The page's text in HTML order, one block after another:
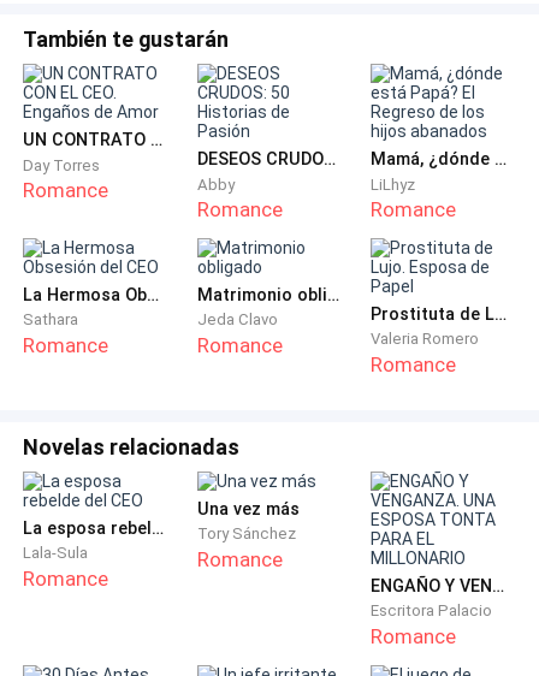
de honor no todo se trata de solo usar un vestido
bonito. Te necesito aquí conmigo acompañándome
como la mejor amiga que eres.
Cuando abrazo a Miranda por un instante aspiro su
perfume y de alguna manera le hacía recordar algo,
importancia además había cosas más importantes en
un día como hoy
Cada minuto que pasaba la acercaba más a esa
las niñas lanzando las flores tan tiernas ellas con sus
hermosos vestidos blancos y sus lindas sonrisas. La
música de ILDIVO sonaba como marcha nupcial
adelante suyo y a paso lento tomados del brazo de
los amigos del novio estaban las tres damas de honor
sus mejores amigas para luego entrar ella del brazo
de su padre muy serio él sin mostrar emoción alguna
a paso lento llegaron hasta el altar Bryan le hablo
También te gustarán
UN CONTRATO CON EL CEO. Engaños de Amor
Day Torres
Romance
DESEOS CRUDOS: 50 Historias de Pasión
Abby
Romance
Mamá, ¿dónde está Papá? El Regreso de los hijos abanados
LiLhyz
Romance
La Hermosa Obsesión del CEO
Sathara
Romance
Matrimonio obligado
Jeda Clavo
Romance
Prostituta de Lujo. Esposa de Papel
Valeria Romero
Romance
Novelas relacionadas
La esposa rebelde del CEO
Lala-Sula
Romance
Una vez más
Tory Sánchez
Romance
ENGAÑO Y VENGANZA. UNA ESPOSA TONTA PARA EL MILLONARIO
Escritora Palacio
Romance